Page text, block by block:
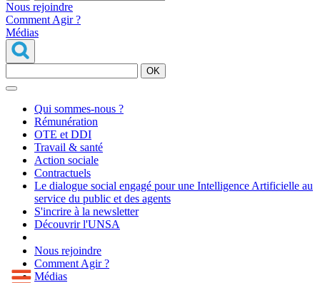
Nous rejoindre
Comment Agir ?
Médias
OK
Qui sommes-nous ?
Rémunération
OTE et DDI
Travail & santé
Action sociale
Contractuels
Le dialogue social engagé pour une Intelligence Artificielle au
service du public et des agents
S'incrire à la newsletter
Découvrir l'UNSA
Nous rejoindre
Comment Agir ?
Médias